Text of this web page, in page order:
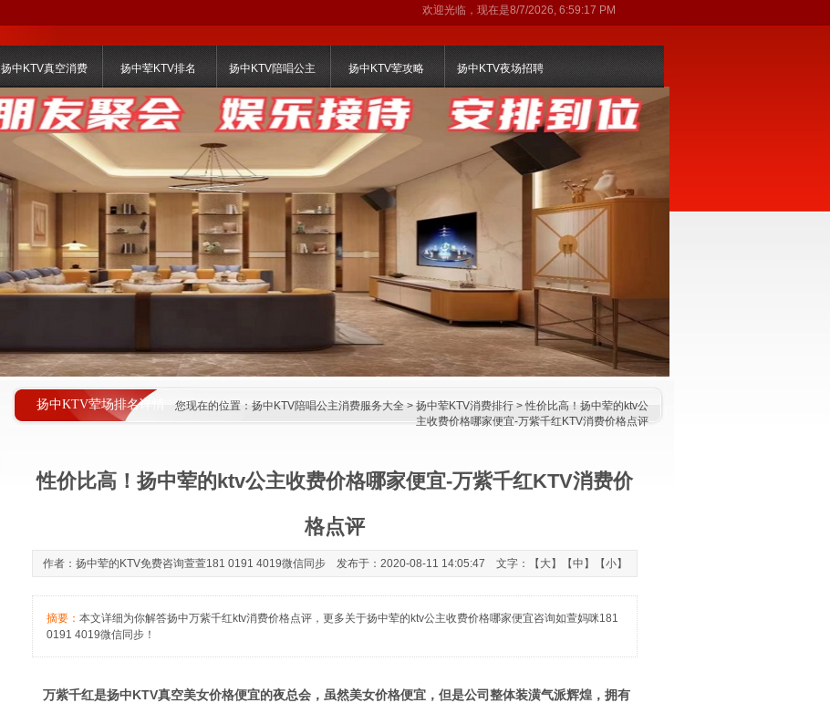
欢迎光临，现在是8/7/2026, 6:59:18 PM
扬中KTV真空消费 扬中荤KTV排名 扬中KTV陪唱公主 扬中KTV荤攻略 扬中KTV夜场招聘
扬中KTV荤场排名详情 您现在的位置： 扬中KTV陪唱公主消费服务大全 > 扬中荤KTV消费排行 > 性价比高！扬中荤的ktv公
主收费价格哪家便宜-万紫千红KTV消费价格点评
性价比高！扬中荤的ktv公主收费价格哪家便宜-万紫千红KTV消费价
格点评
作者：扬中荤的KTV免费咨询萱萱181 0191 4019微信同步 发布于：2020-08-11 14:05:47 文字：【 大】【中 】【小】
摘要： 本文详细为你解答扬中万紫千红ktv消费价格点评，更多关于扬中荤的ktv公主收费价格哪家便宜咨询如萱妈咪181
0191 4019微信同步！
万紫千红是扬中KTV真空美女价格便宜的夜总会，虽然美女价格便宜，但是公司整体装潢气派辉煌，拥有